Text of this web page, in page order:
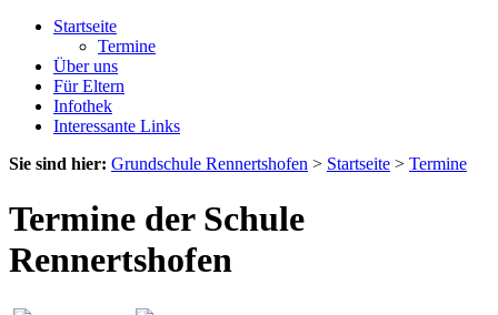
Startseite
Termine
Über uns
Für Eltern
Infothek
Interessante Links
Sie sind hier: Grundschule Rennertshofen > Startseite > Termine
Termine der Schule
Rennertshofen